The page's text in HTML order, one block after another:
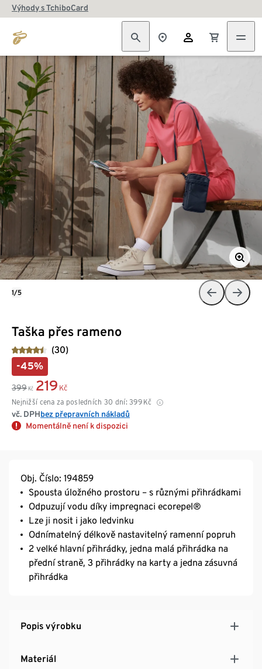
Výhody s TchiboCard
Taška přes rameno
(30)
-45%
399 Kč 219 Kč
Nejnižší cena za posledních 30 dní: 399 Kč
vč. DPHbez přepravních nákladů
Momentálně není k dispozici
1/5
Obj. Číslo: 194859
Spousta úložného prostoru – s různými přihrádkami
Odpuzují vodu díky impregnaci ecorepel®
Lze ji nosit i jako ledvinku
Odnímatelný délkově nastavitelný ramenní popruh
2 velké hlavní přihrádky, jedna malá přihrádka na
přední straně, 3 přihrádky na karty a jedna zásuvná
přihrádka
Popis výrobku
Materiál